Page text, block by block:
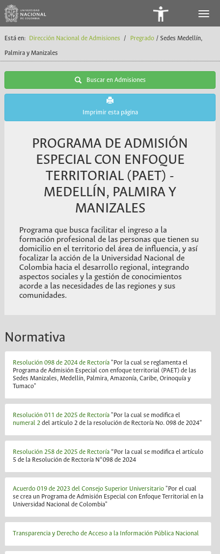
Está en: Dirección Nacional de Admisiones / Pregrado / Sedes Medellín,
Palmira y Manizales
Buscar en Admisiones
Imprimir esta página
PROGRAMA DE ADMISIÓN
ESPECIAL CON ENFOQUE
TERRITORIAL (PAET) -
MEDELLÍN, PALMIRA Y
MANIZALES
Programa que busca facilitar el ingreso a la
formación profesional de las personas que tienen su
domicilio en el territorio del área de influencia, y así
focalizar la acción de la Universidad Nacional de
Colombia hacia el desarrollo regional, integrando
aspectos sociales y la gestión de conocimientos
acorde a las necesidades de las regiones y sus
comunidades.
Normativa
Resolución 098 de 2024 de Rectoría"Por la cual se reglamenta el
Programa de Admisión Especial con enfoque territorial (PAET) de las
Sedes Manizales, Medellín, Palmira, Amazonía, Caribe, Orinoquía y
Tumaco"
Resolución 011 de 2025 de Rectoría"Por la cual se modifica el
numeral 2del artículo 2 de la resolución de Rectoría No. 098 de 2024”
Resolución 258 de 2025 de Rectoría“Por la cual se modifica el artículo
5 de la Resolución de Rectoría N°098 de 2024
Acuerdo 019 de 2023 del Consejo Superior Universitario"Por el cual
se crea un Programa de Admisión Especial con Enfoque Territorial en la
Universidad Nacional de Colombia"
Transparencia y Derecho de Acceso a la Información Pública Nacional